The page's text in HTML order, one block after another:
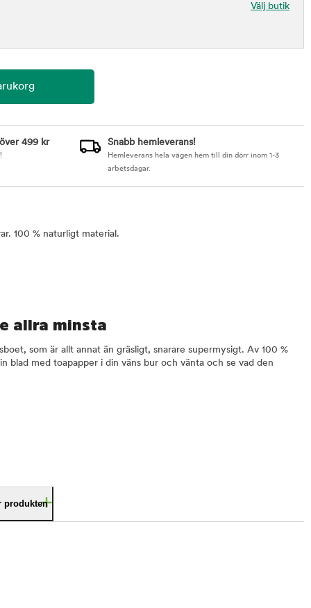
Välj butik
499 kr Snabb hemleverans!
Hemleverans hela vägen hem till din dörr inom 1-3
arbetsdagar.
100 % naturligt material.
allra minsta
som är allt annat än gräsligt, snarare supermysigt. Av 100 %
blad med toapapper i din väns bur och vänta och se vad den
produkten